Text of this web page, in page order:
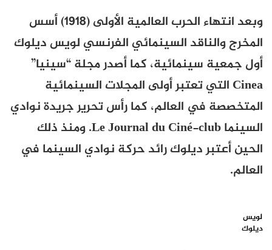
وبعد انتهاء الحرب العالمية الأولى (1918) أسس
المخرج والناقد السينمائي الفرنسي لويس ديلوك
أول جمعية سينمائية، كما أصدر مجلة “سينيا”
Cinea التي تعتبر أولى المجلات السينمائية
المتخصصة في العالم، كما رأس تحرير جريدة نوادي
السينماLe Journal du Ciné-club. ومنذ ذلك
الحين أعتبر ديلوك رائد حركة نوادي السينما في
العالم.
لويس
ديلوك